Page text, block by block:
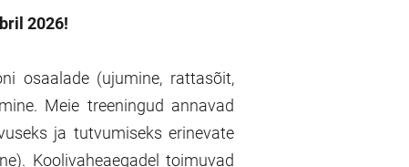
2026!
osaalade (ujumine, rattasõit,
Meie treeningud annavad
ja tutvumiseks erinevate
Koolivaheaegadel toimuvad